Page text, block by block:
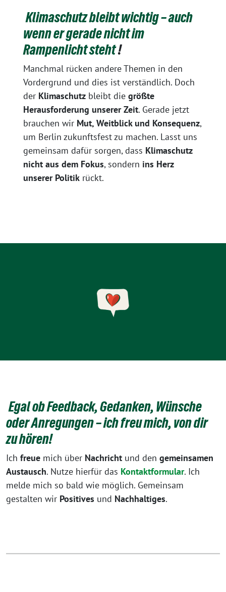
Klimaschutz bleibt wichtig – auch
wenn er gerade nicht im
Rampenlicht steht!
Manchmal rücken andere Themen in den
Vordergrund und dies ist verständlich. Doch
der Klimaschutzbleibt die größte
Herausforderung unserer Zeit. Gerade jetzt
brauchen wir Mut, Weitblick und Konsequenz,
um Berlin zukunftsfest zu machen. Lasst uns
gemeinsam dafür sorgen, dass Klimaschutz
nicht aus dem Fokus, sondern ins Herz
unserer Politikrückt.
Egal ob Feedback, Gedanken, Wünsche
oder Anregungen – ich freu mich, von dir
zu hören!
Ich freue mich über Nachricht und den gemeinsamen
Austausch. Nutze hierfür das Kontaktformular. Ich
melde mich so bald wie möglich. Gemeinsam
gestalten wir Positives und Nachhaltiges.